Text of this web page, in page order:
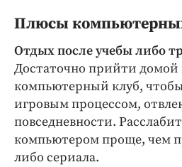
Плюсы
Отдых после учебы либо
Достаточно прийти домой
компьютерный клуб,
игровым процессом,
повседневности.
компьютером проще, чем
либо сериала.